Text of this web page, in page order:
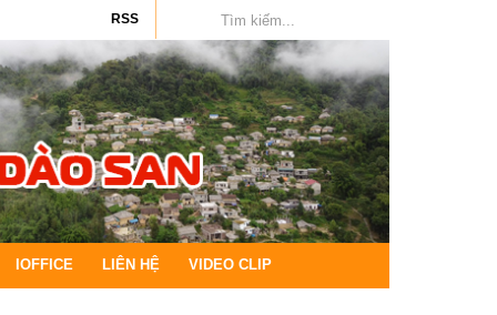
RSS
IOFFICE LIÊN HỆ VIDEO CLIP